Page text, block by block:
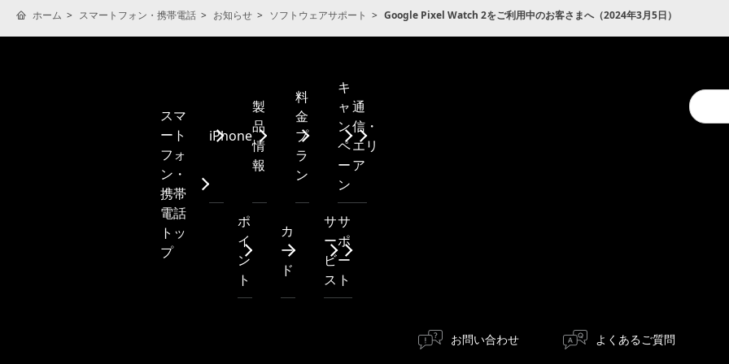
ホーム スマートフォン・携帯電話 お知らせ ソフトウェアサポート Google Pixel Watch 2をご利用中のお客さまへ（2024年3月5日）
Conduct
a
search
スマ
ート
フォ
ン・
携帯
電話
トッ
プ
iPhone
製
品
情
報
料
金
プ
ラ
ン
キ
ャ
ン
ペ
ー
ン
通
信・
エリ
ア
ポ
イ
ン
ト
カ
ー
ド
サ
ー
ビ
ス
サ
ポ
ー
ト
お問い合わせ よくあるご質問